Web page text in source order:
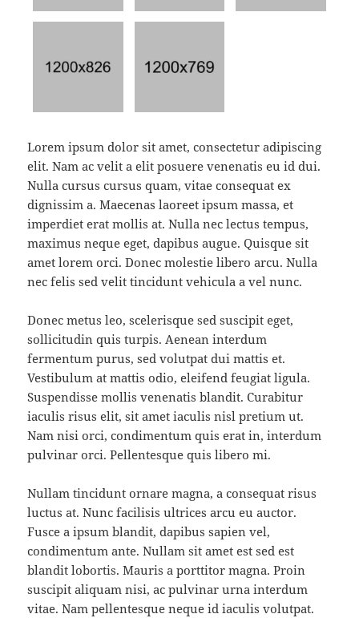
Lorem ipsum dolor sit amet, consectetur adipiscing
elit. Nam ac velit a elit posuere venenatis eu id dui.
Nulla cursus cursus quam, vitae consequat ex
dignissim a. Maecenas laoreet ipsum massa, et
imperdiet erat mollis at. Nulla nec lectus tempus,
maximus neque eget, dapibus augue. Quisque sit
amet lorem orci. Donec molestie libero arcu. Nulla
nec felis sed velit tincidunt vehicula a vel nunc.
Donec metus leo, scelerisque sed suscipit eget,
sollicitudin quis turpis. Aenean interdum
fermentum purus, sed volutpat dui mattis et.
Vestibulum at mattis odio, eleifend feugiat ligula.
Suspendisse mollis venenatis blandit. Curabitur
iaculis risus elit, sit amet iaculis nisl pretium ut.
Nam nisi orci, condimentum quis erat in, interdum
pulvinar orci. Pellentesque quis libero mi.
Nullam tincidunt ornare magna, a consequat risus
luctus at. Nunc facilisis ultrices arcu eu auctor.
Fusce a ipsum blandit, dapibus sapien vel,
condimentum ante. Nullam sit amet est sed est
blandit lobortis. Mauris a porttitor magna. Proin
suscipit aliquam nisi, ac pulvinar urna interdum
vitae. Nam pellentesque neque id iaculis volutpat.